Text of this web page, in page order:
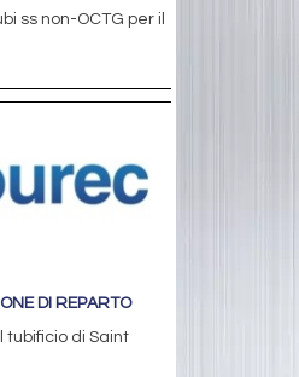
ss non-OCTG per il
DI REPARTO
tubificio di Saint